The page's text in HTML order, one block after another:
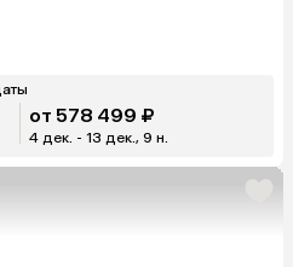
от 578 499 ₽
4 дек. - 13 дек., 9 н.